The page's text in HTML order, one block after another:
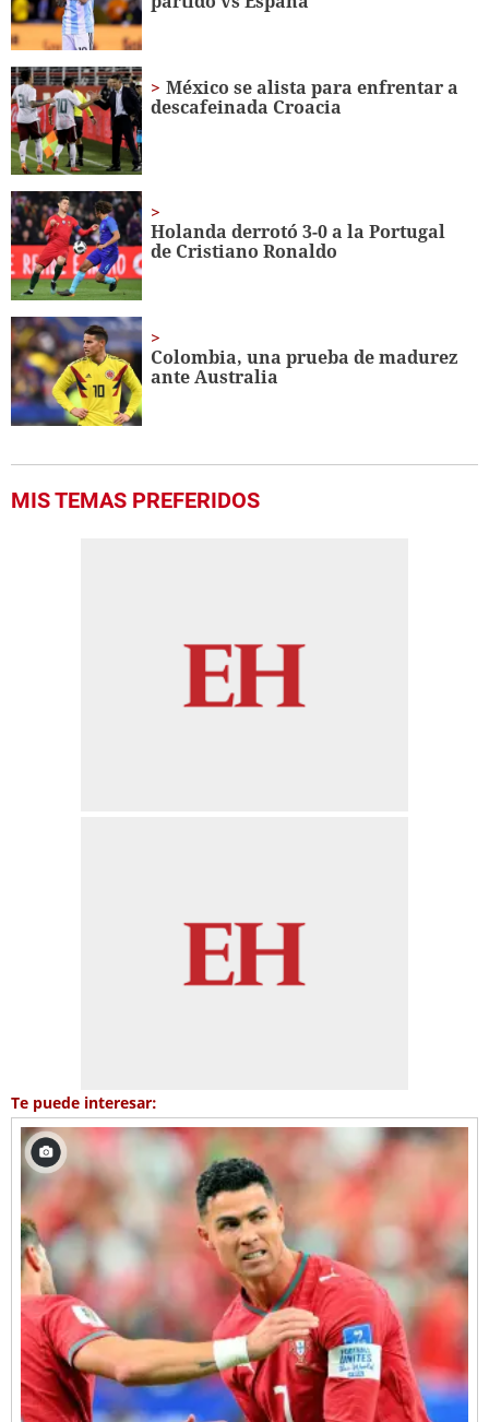
seconds
México se alista para enfrentar a
descafeinada Croacia
Holanda derrotó 3-0 a la Portugal
de Cristiano Ronaldo
Colombia, una prueba de madurez
ante Australia
MIS TEMAS PREFERIDOS
Te puede interesar: